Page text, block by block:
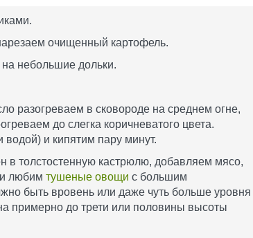
очищенный картофель.
небольшие дольки.
разогреваем в сковороде на среднем огне,
до слегка коричневатого цвета.
и кипятим пару минут.
в толстостенную кастрюлю, добавляем мясо,
любим тушеные овощи с большим
быть вровень или даже чуть больше уровня
примерно до трети или половины высоты